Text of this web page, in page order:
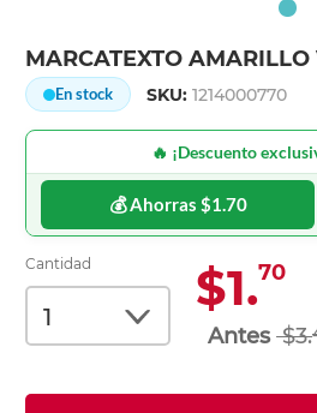
MARCATEXTO
En stock SKU:1214000770
🔥 ¡Descuento
💰 Ahorras $1.70
Cantidad $1.70
$3.